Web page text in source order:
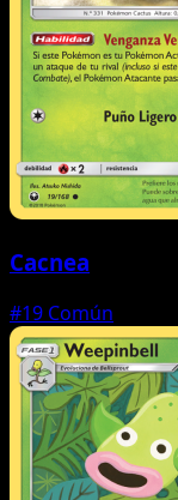
Cacnea
#19 Común